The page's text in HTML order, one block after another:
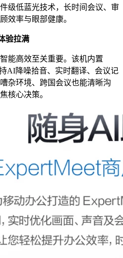
级低蓝光技术，长时间会议、审
效率与眼部健康。
验拉满
能高效至关重要。该机内置
AI降噪拾音、实时翻译、会议记
杂环境、跨国会议也能清晰沟
核心决策。